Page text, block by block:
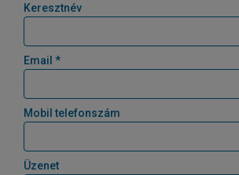
Keresztnév
Email *
Mobil telefonszám
Üzenet